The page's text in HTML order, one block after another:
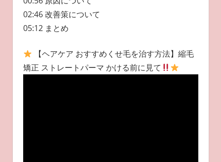
02:46 改善策について
05:12 まとめ
【ヘアケア おすすめくせ毛を治す方法】縮毛
矯正 ストレートパーマ かける前に見て